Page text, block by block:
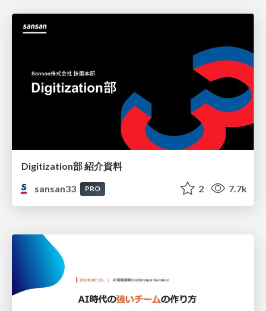
Digitization部 紹介資料
sansan33
PRO 2 7.7k